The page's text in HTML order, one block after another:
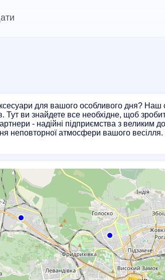
для вашого особливого дня?
Тут ви знайдете все необхідне, щоб
- надійні підприємства з великим
неповторної атмосфери вашого